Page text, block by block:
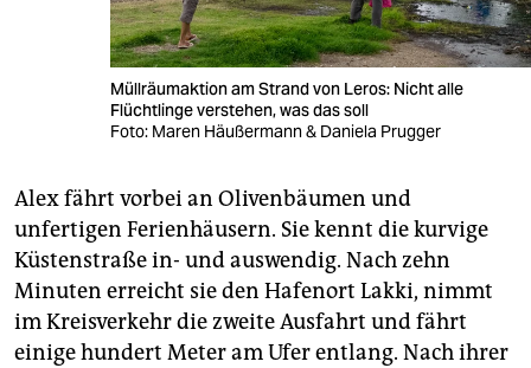
Müllräumaktion am Strand von Leros: Nicht alle
Flüchtlinge verstehen, was das soll
Foto: Maren Häußermann & Daniela Prugger
Alex fährt vorbei an Olivenbäumen und
unfertigen Ferienhäusern. Sie kennt die kurvige
Küstenstraße in- und auswendig. Nach zehn
Minuten erreicht sie den Hafenort Lakki, nimmt
im Kreisverkehr die zweite Ausfahrt und fährt
einige hundert Meter am Ufer entlang. Nach ihrer